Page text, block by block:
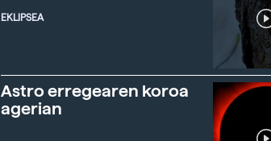
EKLIPSEA
Astro erregearen koroa
agerian